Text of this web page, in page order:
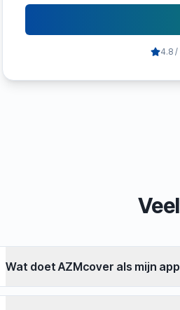
4.8 /
Wat doet AZMcover als mijn